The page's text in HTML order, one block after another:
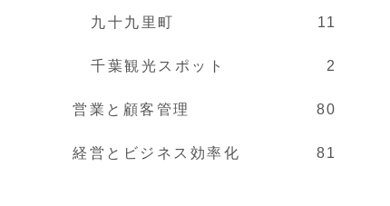
九十九里町 11
千葉観光スポット 2
営業と顧客管理 80
経営とビジネス効率化 81